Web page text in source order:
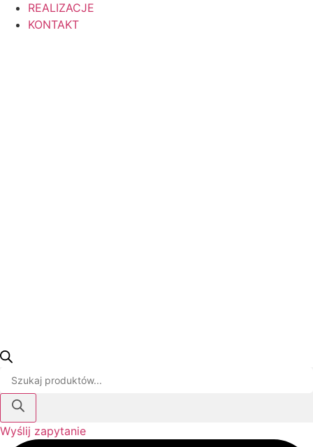
REALIZACJE
KONTAKT
produktów
Wyślij zapytanie